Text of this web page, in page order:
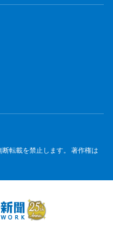
転載を禁止します。 著作権は